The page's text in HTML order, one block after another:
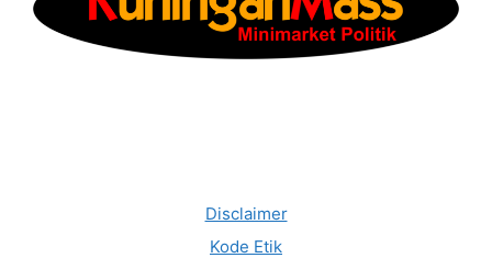
Disclaimer
Kode Etik